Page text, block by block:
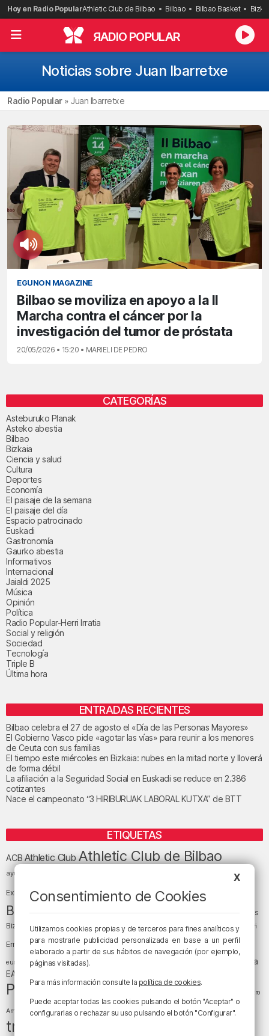
Saltar
al
contenido
Hoy en Radio PopularAthletic Club de Bilbao Bilbao Bilbao Basket
RADIO POPULAR
Noticias sobre Juan Ibarretxe
Radio Popular» Juan Ibarretxe
EGUNON MAGAZINE
Bilbao se moviliza en apoyo a la II
Marcha contra el cáncer por la
investigación del tumor de próstata
20/05/2026 • 15:20 • MARIELI DE PEDRO
CATEGORÍAS
Asteburuko Planak
Asteko abestia
Bilbao
Bizkaia
Ciencia y salud
Cultura
Deportes
Economía
El paisaje de la semana
El paisaje del día
Espacio patrocinado
Euskadi
Gastronomía
Gaurko abestia
Informativos
Internacional
Jaialdi 2025
Música
Opinión
Política
Radio Popular-Herri Irratia
Social y religión
Sociedad
Tecnología
Triple B
Última hora
ENTRADAS RECIENTES
Bilbao celebra el 27 de agosto el «Día de las Personas Mayores»
El Gobierno Vasco pide «agotar las vías» para reunir a los menores
de Ceuta con sus familias
El tiempo este miércoles en Bizkaia: nubes en la mitad norte y lloverá
de forma débil
La afiliación a la Seguridad Social en Euskadi se reduce en 2.386
cotizantes
Nace el campeonato “3 HIRIBURUAK LABORAL KUTXA” de BTT
ETIQUETAS
ACBAthletic ClubAthletic Club de Bilbao
ayuntamiento de Bilbao
Exhibition Center) BilbaoBilbao Basket Bizkaia
Bizkaia y sus comarcas Copa del Rey cultura Cáritas
Bizkaia
Deusto Diócesis de Bilbao Egunon Bizkaia el tiempo Enkarterri
Ernesto Valverde Ertzaintza Euskadi (País Vasco)
euskera fiestas fútbol LaLiga
LaLiga
EA Sports
Política sociedadsucesos Teatro
Arriaga tiempotiempo atmosféricotráfico
tráfico en Bizkaia
X
Consentimiento de Cookies
Utilizamos cookies propias y de terceros para fines analíticos y
para mostrarle publicidad personalizada en base a un perfil
elaborado a partir de sus hábitos de navegación (por ejemplo,
páginas visitadas).
Para más información consulte la política de cookies.
Puede aceptar todas las cookies pulsando el botón "Aceptar" o
configurarlas o rechazar su uso pulsando el botón "Configurar".